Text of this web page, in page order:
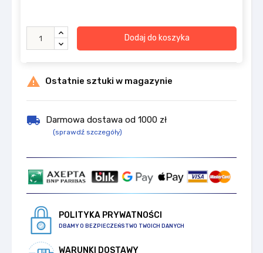
Dodaj do koszyka
 Ostatnie sztuki w magazynie
local_shipping Darmowa dostawa od 1000 zł
(sprawdź szczegóły)
POLITYKA PRYWATNOŚCI
DBAMY O BEZPIECZEŃSTWO TWOICH DANYCH
WARUNKI DOSTAWY